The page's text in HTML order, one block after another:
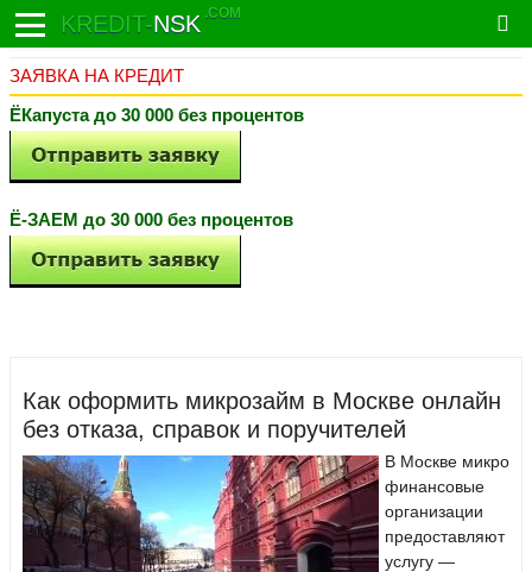
KREDIT-NSK .COM
ЗАЯВКА НА КРЕДИТ
ЁКапуста до 30 000 без процентов
Ё-ЗАЕМ до 30 000 без процентов
Как оформить микрозайм в Москве онлайн
без отказа, справок и поручителей
В Москве микро
финансовые
организации
предоставляют
услугу —